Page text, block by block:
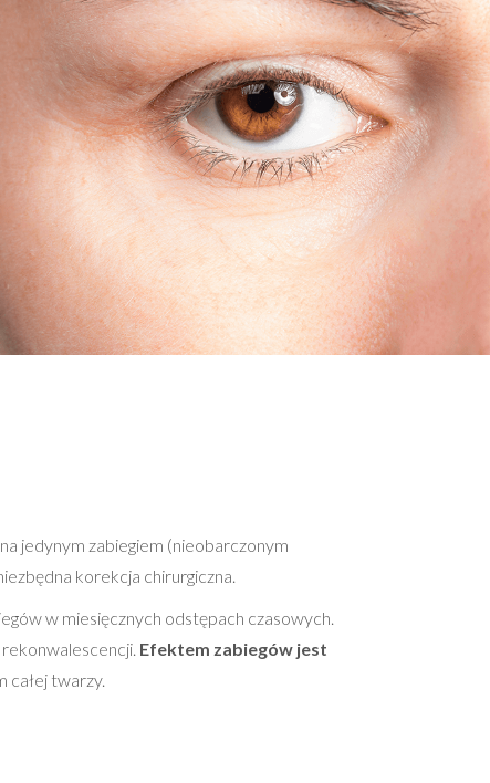
jedynym zabiegiem (nieobarczonym
korekcja chirurgiczna.
w miesięcznych odstępach czasowych.
Efektem zabiegów jest
całej twarzy.